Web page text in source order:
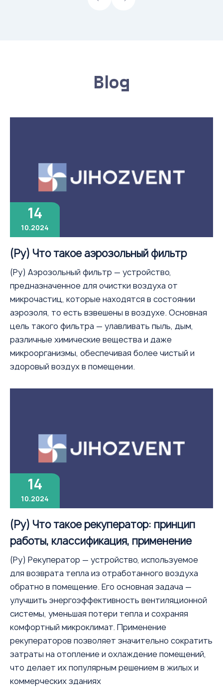
Blog
14
10.2024
(Ру) Что такое аэрозольный фильтр
(Ру) Аэрозольный фильтр — устройство,
предназначенное для очистки воздуха от
микрочастиц, которые находятся в состоянии
аэрозоля, то есть взвешены в воздухе. Основная
цель такого фильтра — улавливать пыль, дым,
различные химические вещества и даже
микроорганизмы, обеспечивая более чистый и
здоровый воздух в помещении.
14
10.2024
(Ру) Что такое рекуператор: принцип
работы, классификация, применение
(Ру) Рекуператор — устройство, используемое
для возврата тепла из отработанного воздуха
обратно в помещение. Его основная задача —
улучшить энергоэффективность вентиляционной
системы, уменьшая потери тепла и сохраняя
комфортный микроклимат. Применение
рекуператоров позволяет значительно сократить
затраты на отопление и охлаждение помещений,
что делает их популярным решением в жилых и
коммерческих зданиях